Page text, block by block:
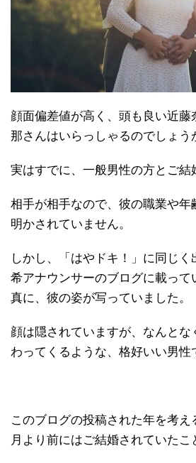
顔面偏差値が高く、頭も良い近藤
那さんはいらっしゃるのでしょう
実はすでに、一般男性の方とご結
相手が相手なので、彼の職業や年
明かされていません。
しかし、「はやドキ！」に同じ
希アナウンサーのブログに載って
真に、彼の姿が写っていました。
顔は隠されていますが、なんとな
わってくるような、格好いい男性
このブログの投稿された年を考え
月より前にはご結婚されていたこ